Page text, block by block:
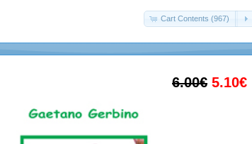
Cart Contents (967)
6.00€ 5.10€